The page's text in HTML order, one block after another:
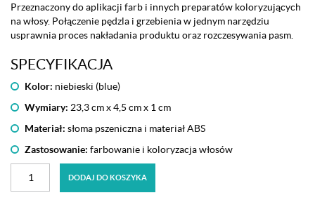
Przeznaczony do aplikacji farb i innych preparatów koloryzujących
na włosy. Połączenie pędzla i grzebienia w jednym narzędziu
usprawnia proces nakładania produktu oraz rozczesywania pasm.
SPECYFIKACJA
Kolor: niebieski (blue)
Wymiary: 23,3 cm x 4,5 cm x 1 cm
Materiał: słoma pszeniczna i materiał ABS
Zastosowanie: farbowanie i koloryzacja włosów
DODAJ DO KOSZYKA